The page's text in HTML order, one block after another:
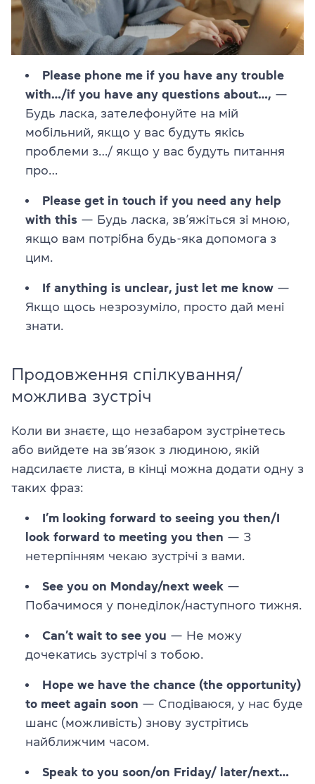
Please phone me if you have any trouble
with…/if you have any questions about…, —
Будь ласка, зателефонуйте на мій
мобільний, якщо у вас будуть якісь
проблеми з…/ якщо у вас будуть питання
про…
Please get in touch if you need any help
with this — Будь ласка, зв’яжіться зі мною,
якщо вам потрібна будь-яка допомога з
цим.
If anything is unclear, just let me know —
Якщо щось незрозуміло, просто дай мені
знати.
Продовження спілкування/
можлива зустріч
Коли ви знаєте, що незабаром зустрінетесь
або вийдете на зв’язок з людиною, якій
надсилаєте листа, в кінці можна додати одну з
таких фраз:
I’m looking forward to seeing you then/I
look forward to meeting you then — З
нетерпінням чекаю зустрічі з вами.
See you on Monday/next week —
Побачимося у понеділок/наступного тижня.
Can’t wait to see you — Не можу
дочекатись зустрічі з тобою.
Hope we have the chance (the opportunity)
to meet again soon — Сподіваюся, у нас буде
шанс (можливість) знову зустрітись
найближчим часом.
Speak to you soon/on Friday/ later/next…